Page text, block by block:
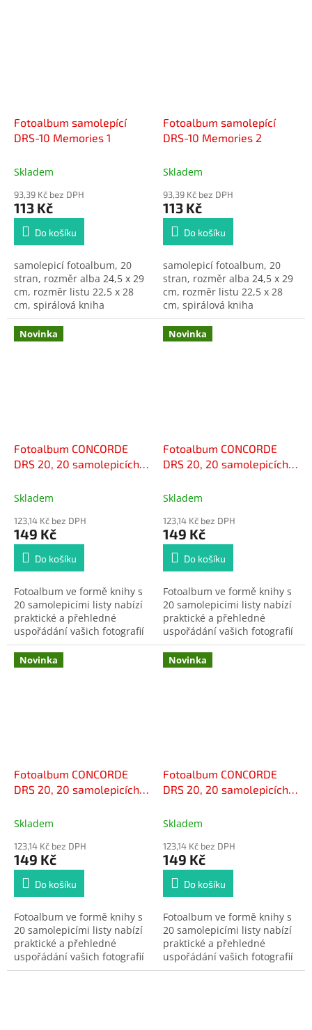
Fotoalbum samolepící
DRS-10 Memories 1
Skladem
93,39 Kč bez DPH
113 Kč
Do košíku
samolepicí fotoalbum, 20
stran, rozměr alba 24,5 x 29
cm, rozměr listu 22,5 x 28
cm, spirálová kniha
Fotoalbum samolepící
DRS-10 Memories 2
Skladem
93,39 Kč bez DPH
113 Kč
Do košíku
samolepicí fotoalbum, 20
stran, rozměr alba 24,5 x 29
cm, rozměr listu 22,5 x 28
cm, spirálová kniha
Novinka
Fotoalbum CONCORDE
DRS 20, 20 samolepicích
Skladem
123,14 Kč bez DPH
149 Kč
Do košíku
Fotoalbum ve formě knihy s
20 samolepicími listy nabízí
praktické a přehledné
uspořádání vašich fotografií
bez nutnosti použití lepidla
či růžků. Díky samolepicím
stránkám lze fotografie
Novinka
Fotoalbum CONCORDE
DRS 20, 20 samolepicích
Skladem
123,14 Kč bez DPH
149 Kč
Do košíku
Fotoalbum ve formě knihy s
20 samolepicími listy nabízí
praktické a přehledné
uspořádání vašich fotografií
bez nutnosti použití lepidla
či růžků. Díky samolepicím
stránkám lze fotografie
Novinka
Fotoalbum CONCORDE
DRS 20, 20 samolepicích
Skladem
123,14 Kč bez DPH
149 Kč
Do košíku
Fotoalbum ve formě knihy s
20 samolepicími listy nabízí
praktické a přehledné
uspořádání vašich fotografií
bez nutnosti použití lepidla
Novinka
Fotoalbum CONCORDE
DRS 20, 20 samolepicích
Skladem
123,14 Kč bez DPH
149 Kč
Do košíku
Fotoalbum ve formě knihy s
20 samolepicími listy nabízí
praktické a přehledné
uspořádání vašich fotografií
bez nutnosti použití lepidla